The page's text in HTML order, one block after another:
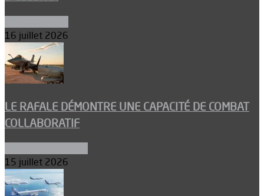
16 juillet 2026
LE RAFALE DÉMONTRE UNE CAPACITÉ DE COMBAT
COLLABORATIF
15 juillet 2026